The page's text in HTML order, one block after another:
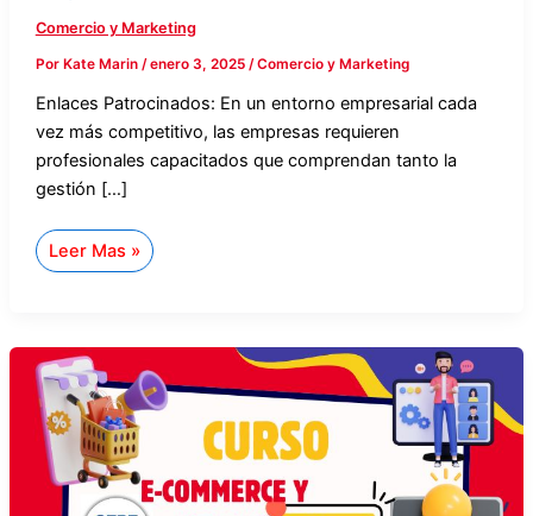
Comercio y Marketing
Por Kate Marin /enero 3, 2025 /Comercio y Marketing
Enlaces Patrocinados: En un entorno empresarial cada
vez más competitivo, las empresas requieren
profesionales capacitados que comprendan tanto la
gestión […]
Leer Mas »
Curso
de
E-
commerce
y
Ventas
Online
en
el
SEPE